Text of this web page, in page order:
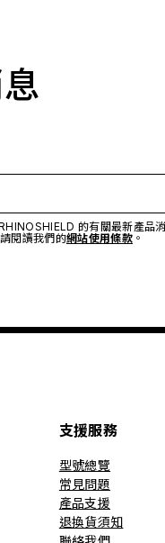
的有關最新產品
閱讀我們的網站使用條款。
支援服務
型號總覽
常見問題
產品支援
退換貨須知